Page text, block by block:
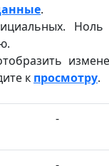
.
к просмотру.
-